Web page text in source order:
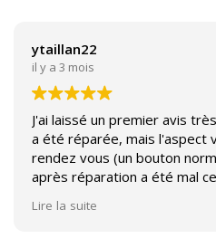
ytaillan22
il y a 3 mois
J'ai laissé un premier avis
a été réparée, mais l'aspect
rendez vous (un bouton
après réparation a été mal
Lire la suite